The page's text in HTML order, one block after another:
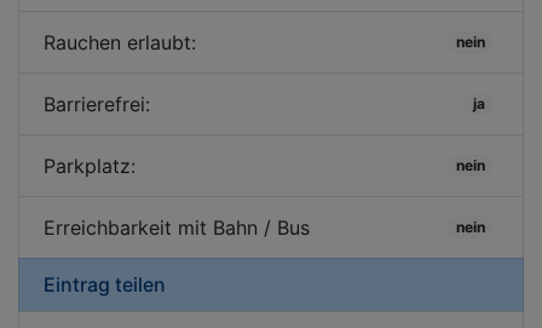
Rauchen erlaubt: nein
Barrierefrei: ja
Parkplatz: nein
Erreichbarkeit mit Bahn / Bus nein
Eintrag teilen